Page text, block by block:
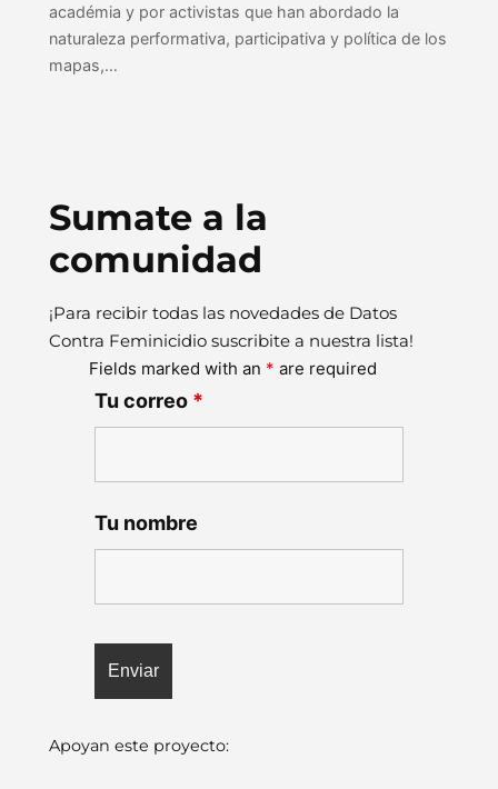
académia y por activistas que han abordado la
naturaleza performativa, participativa y política de los
mapas,…
Sumate a la
comunidad
¡Para recibir todas las novedades de Datos
Contra Feminicidio suscribite a nuestra lista!
Fields marked with an * are required
Tu correo *
Tu nombre
Apoyan este proyecto: